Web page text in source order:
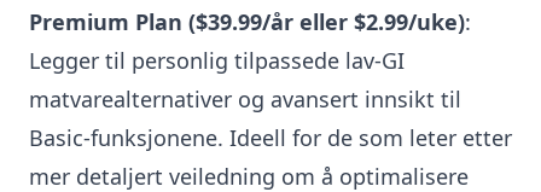
Premium Plan ($39.99/år eller $2.99/uke):
Legger til personlig tilpassede lav-GI
matvarealternativer og avansert innsikt til
Basic-funksjonene. Ideell for de som leter etter
mer detaljert veiledning om å optimalisere